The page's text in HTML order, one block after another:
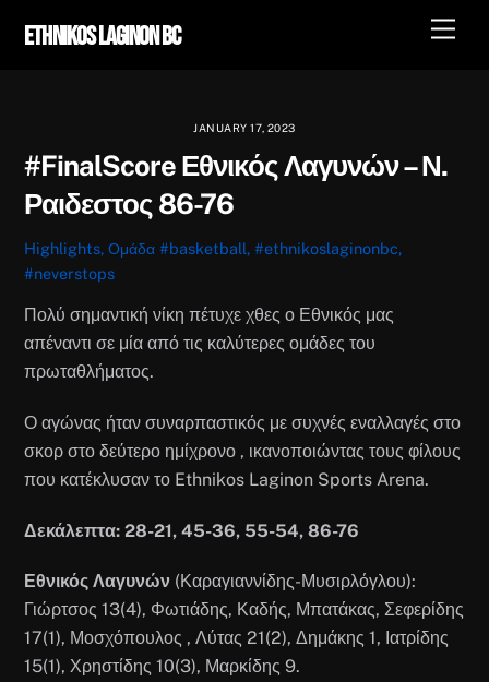
Ethnikos Laginon BC
JANUARY 17, 2023
#FinalScore Εθνικός Λαγυνών – Ν.
Ραιδεστος 86-76
Highlights,Ομάδα #basketball,#ethnikoslaginonbc,
#neverstops
Πολύ σημαντική νίκη πέτυχε χθες ο Εθνικός μας
απέναντι σε μία από τις καλύτερες ομάδες του
πρωταθλήματος.
Ο αγώνας ήταν συναρπαστικός με συχνές εναλλαγές στο
σκορ στο δεύτερο ημίχρονο , ικανοποιώντας τους φίλους
που κατέκλυσαν το Ethnikos Laginon Sports Arena.
Δεκάλεπτα: 28-21, 45-36, 55-54, 86-76
Εθνικός Λαγυνών (Καραγιαννίδης-Μυσιρλόγλου):
Γιώρτσος 13(4), Φωτιάδης, Καδής, Μπατάκας, Σεφερίδης
17(1), Μοσχόπουλος , Λύτας 21(2), Δημάκης 1, Ιατρίδης
15(1), Χρηστίδης 10(3), Μαρκίδης 9.